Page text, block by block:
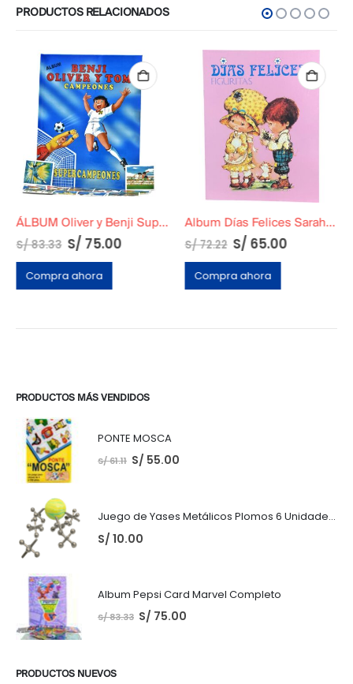
PRODUCTOS RELACIONADOS
ÁLBUM Oliver y Benji SuperCampeones en Tapa Dura
S/83.33 S/75.00
Compra ahora
Album Días Felices Sarah Key
S/72.22 S/65.00
Compra ahora
PRODUCTOS MÁS VENDIDOS
PONTE MOSCA
S/61.11 S/ 55.00
Juego de Yases Metálicos Plomos 6 Unidades + Pelota de Goma (En Bolsita Lista para Regalar)
S/ 10.00
Album Pepsi Card Marvel Completo
S/83.33 S/ 75.00
PRODUCTOS NUEVOS